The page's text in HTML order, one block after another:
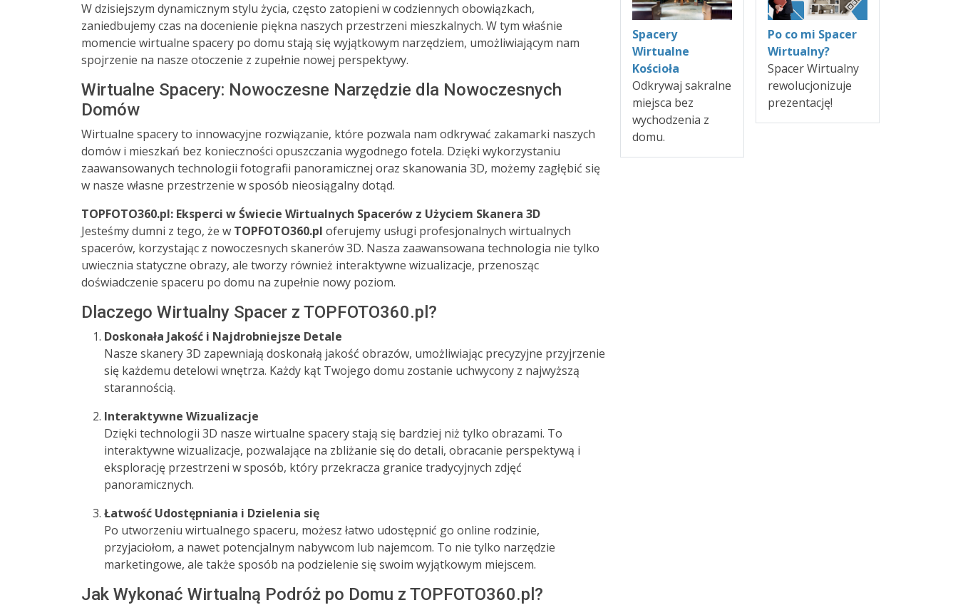
W dzisiejszym dynamicznym stylu życia, często zatopieni w codziennych obowiązkach,
zaniedbujemy czas na docenienie piękna naszych przestrzeni mieszkalnych. W tym właśnie
momencie wirtualne spacery po domu stają się wyjątkowym narzędziem, umożliwiającym nam
spojrzenie na nasze otoczenie z zupełnie nowej perspektywy.
Wirtualne Spacery: Nowoczesne Narzędzie dla Nowoczesnych
Domów
Wirtualne spacery to innowacyjne rozwiązanie, które pozwala nam odkrywać zakamarki naszych
domów i mieszkań bez konieczności opuszczania wygodnego fotela. Dzięki wykorzystaniu
zaawansowanych technologii fotografii panoramicznej oraz skanowania 3D, możemy zagłębić się
w nasze własne przestrzenie w sposób nieosiągalny dotąd.
TOPFOTO360.pl: Eksperci w Świecie Wirtualnych Spacerów z Użyciem Skanera 3D
Jesteśmy dumni z tego, że w TOPFOTO360.pl oferujemy usługi profesjonalnych wirtualnych
spacerów, korzystając z nowoczesnych skanerów 3D. Nasza zaawansowana technologia nie tylko
uwiecznia statyczne obrazy, ale tworzy również interaktywne wizualizacje, przenosząc
doświadczenie spaceru po domu na zupełnie nowy poziom.
Dlaczego Wirtualny Spacer z TOPFOTO360.pl?
Doskonała Jakość i Najdrobniejsze Detale
Nasze skanery 3D zapewniają doskonałą jakość obrazów, umożliwiając precyzyjne przyjrzenie
się każdemu detelowi wnętrza. Każdy kąt Twojego domu zostanie uchwycony z najwyższą
starannością.
Interaktywne Wizualizacje
Dzięki technologii 3D nasze wirtualne spacery stają się bardziej niż tylko obrazami. To
interaktywne wizualizacje, pozwalające na zbliżanie się do detali, obracanie perspektywą i
eksplorację przestrzeni w sposób, który przekracza granice tradycyjnych zdjęć
panoramicznych.
Łatwość Udostępniania i Dzielenia się
Po utworzeniu wirtualnego spaceru, możesz łatwo udostępnić go online rodzinie,
przyjaciołom, a nawet potencjalnym nabywcom lub najemcom. To nie tylko narzędzie
marketingowe, ale także sposób na podzielenie się swoim wyjątkowym miejscem.
Jak Wykonać Wirtualną Podróż po Domu z TOPFOTO360.pl?
Spacery
Wirtualne
Kościoła
Odkrywaj sakralne
miejsca bez
wychodzenia z
domu.
Po co mi Spacer
Wirtualny?
Spacer Wirtualny
rewolucjonizuje
prezentację!